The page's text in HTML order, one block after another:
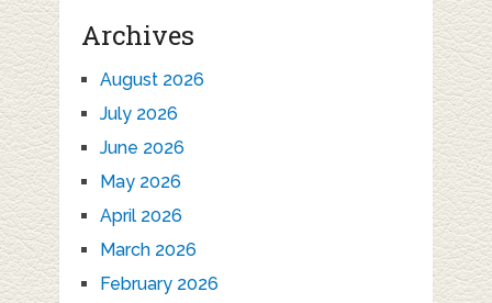
Archives
August 2026
July 2026
June 2026
May 2026
April 2026
March 2026
February 2026